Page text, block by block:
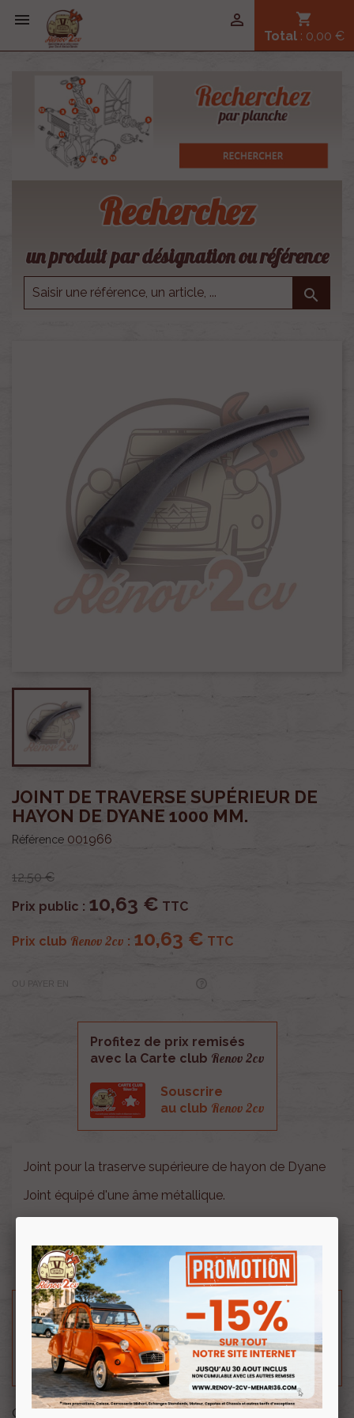
 shopping_cart
Total : 0,00 €

Recherchez
un produit par désignation ou référence

JOINT DE TRAVERSE SUPÉRIEUR DE
HAYON DE DYANE 1000 MM.
Référence 001966
12,50 €
Prix public : 10,63 € TTC
Prix club Renov 2cv : 10,63 € TTC
OU PAYER EN
Profitez de prix remisés
avec la Carte club Renov 2cv
Souscrire
au club Renov 2cv
Joint pour la traserve supérieure de hayon de Dyane
Joint équipé d'une âme métallique.
Longueur 1000 mm.
Besoin d'un renseignement technique sur le produit
? N'hésitez pas à contacter notre service
technique au0254 277 154ou par mail à
renov2cv.technique@gmail.com.
Quantité